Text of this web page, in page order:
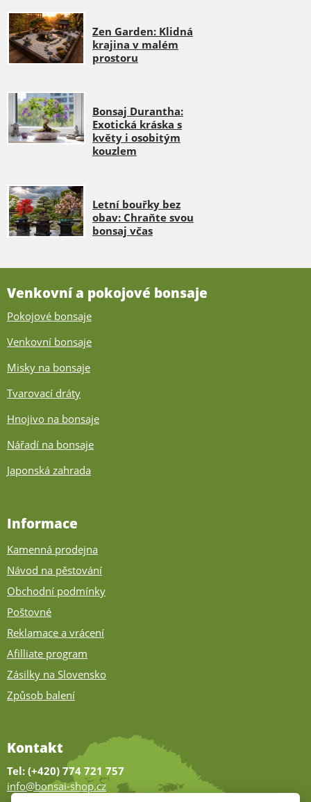
Zen Garden: Klidná
krajina v malém
prostoru
Bonsaj Durantha:
Exotická kráska s
květy i osobitým
kouzlem
Letní bouřky bez
obav: Chraňte svou
bonsaj včas
Venkovní a pokojové bonsaje
Pokojové bonsaje
Venkovní bonsaje
Misky na bonsaje
Tvarovací dráty
Hnojivo na bonsaje
Nářadí na bonsaje
Japonská zahrada
Informace
Kamenná prodejna
Návod na pěstování
Obchodní podmínky
Poštovné
Reklamace a vrácení
Afilliate program
Zásilky na Slovensko
Způsob balení
Kontakt
Tel: (+420) 774 721 757
info@bonsai-shop.cz